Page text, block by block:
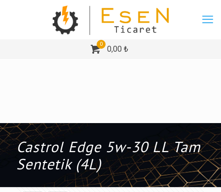
0
0,00 ₺
Castrol Edge 5w-30 LL Tam
Sentetik (4L)